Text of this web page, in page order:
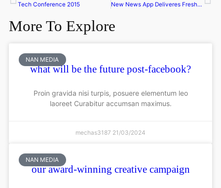
Tech Conference 2015 New News App Deliveres Fresh Ideas
More To Explore
NAN MEDIA
what will be the future post-facebook?
Proin gravida nisi turpis, posuere elementum leo
laoreet Curabitur accumsan maximus.
mechas3187 21/03/2024
NAN MEDIA
our award-winning creative campaign